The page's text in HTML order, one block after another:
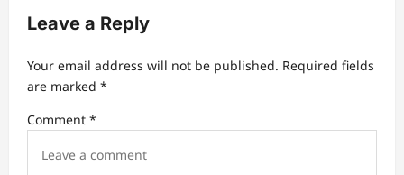
g
a
t
i
Leave a Reply
Your email address will not be published. Required fields
are marked *
Comment *